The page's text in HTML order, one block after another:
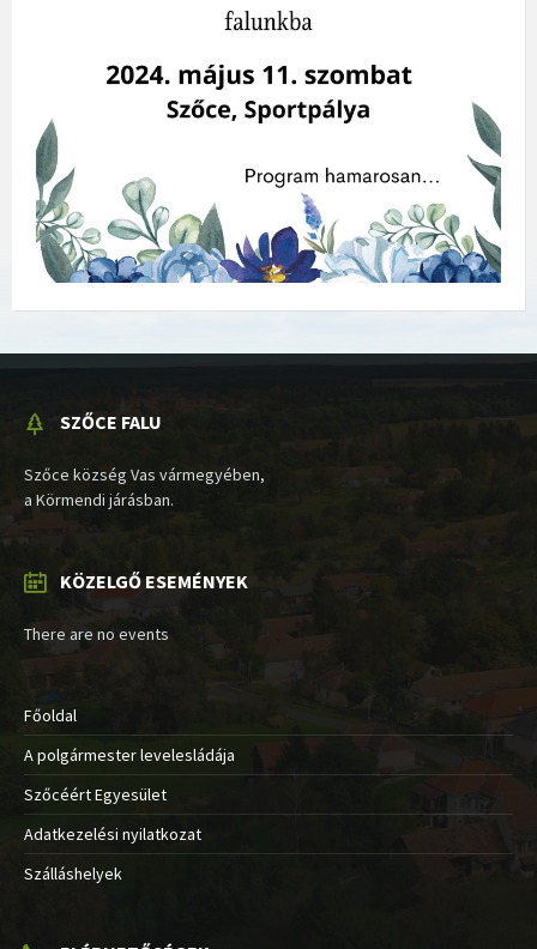
SZŐCE FALU
Szőce község Vas vármegyében,
a Körmendi járásban.
KÖZELGŐ ESEMÉNYEK
There are no events
Főoldal
A polgármester levelesládája
Szőcéért Egyesület
Adatkezelési nyilatkozat
Szálláshelyek